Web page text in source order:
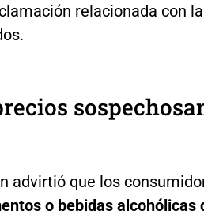
relacionada con
advirtió que los
o bebidas alcohólicas